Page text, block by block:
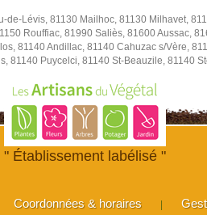
de-Lévis, 81130 Mailhoc, 81130 Milhavet,
Rouffiac, 81990 Saliès, 81600 Aussac,
81140 Andillac, 81140 Cahuzac s/Vère,
81140 Puycelci, 81140 St-Beauzile, 81140
" Établissement labélisé "
Coordonnées & horaires |